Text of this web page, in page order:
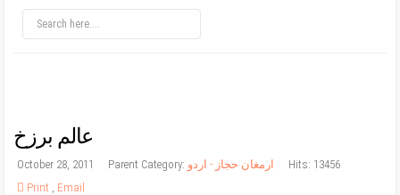
عالم برزخ
October 28, 2011 Parent Category: ارمغان حجاز - اردو
Hits: 13456
Print , Email